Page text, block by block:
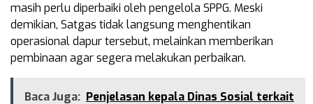
masih perlu diperbaiki oleh pengelola SPPG. Meski
demikian, Satgas tidak langsung menghentikan
operasional dapur tersebut, melainkan memberikan
pembinaan agar segera melakukan perbaikan.
Baca Juga: Penjelasan kepala Dinas Sosial terkait